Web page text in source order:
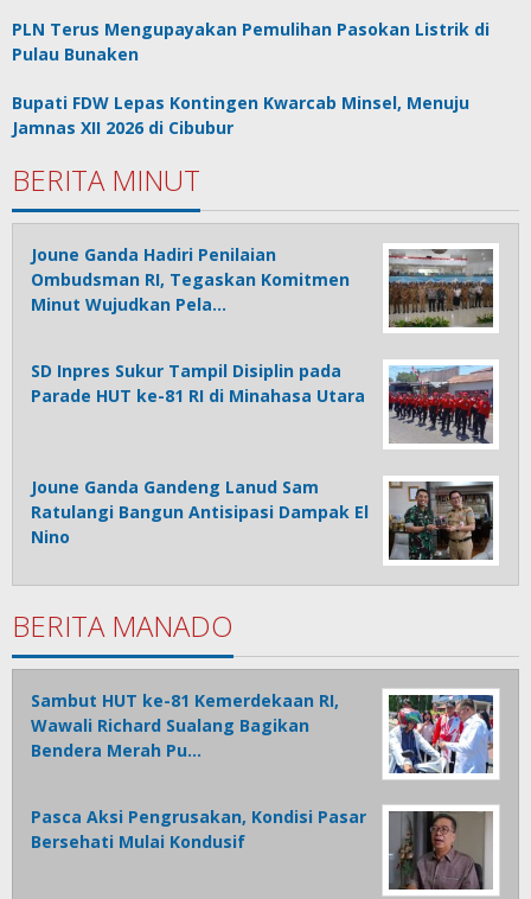
PLN Terus Mengupayakan Pemulihan Pasokan Listrik di
Pulau Bunaken
Bupati FDW Lepas Kontingen Kwarcab Minsel, Menuju
Jamnas XII 2026 di Cibubur
BERITA MINUT
Joune Ganda Hadiri Penilaian
Ombudsman RI, Tegaskan Komitmen
Minut Wujudkan Pela…
SD Inpres Sukur Tampil Disiplin pada
Parade HUT ke-81 RI di Minahasa Utara
Joune Ganda Gandeng Lanud Sam
Ratulangi Bangun Antisipasi Dampak El
Nino
BERITA MANADO
Sambut HUT ke-81 Kemerdekaan RI,
Wawali Richard Sualang Bagikan
Bendera Merah Pu…
Pasca Aksi Pengrusakan, Kondisi Pasar
Bersehati Mulai Kondusif